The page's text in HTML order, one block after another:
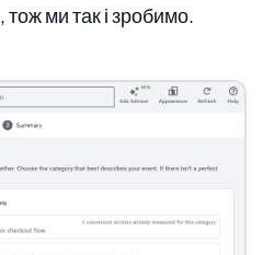
, тож ми так і зробимо.